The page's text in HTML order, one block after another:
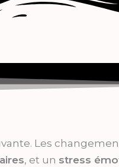
Les
, et un stress